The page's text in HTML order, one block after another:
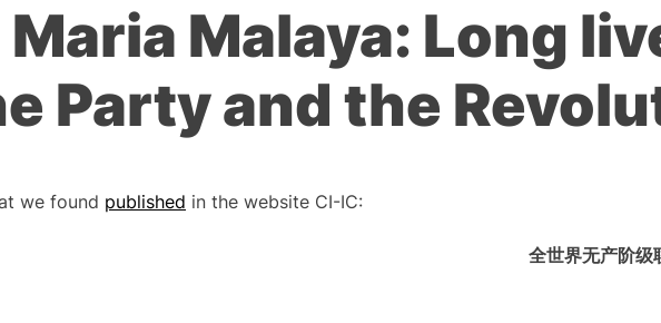
Maria Malaya: Long
Party and the
we found published in the website CI-IC:
全世界无产阶级